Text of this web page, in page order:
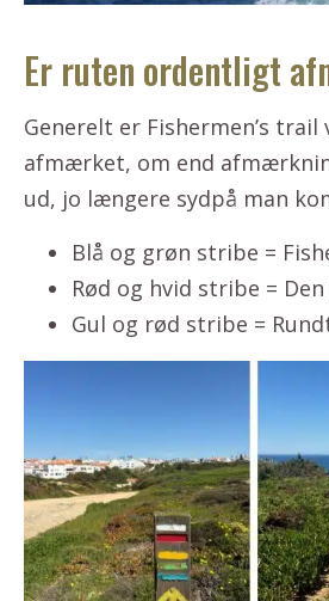
Er ruten ordentligt
Generelt er Fishermen’s
afmærket, om end
ud, jo længere sydpå man
Blå og grøn stribe =
Rød og hvid stribe =
Gul og rød stribe =